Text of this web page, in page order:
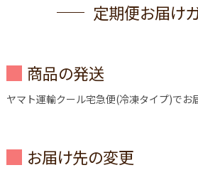
定期便お届け
商品の発送
ヤマト運輸クール宅急便(冷凍タイプ)でお
お届け先の変更